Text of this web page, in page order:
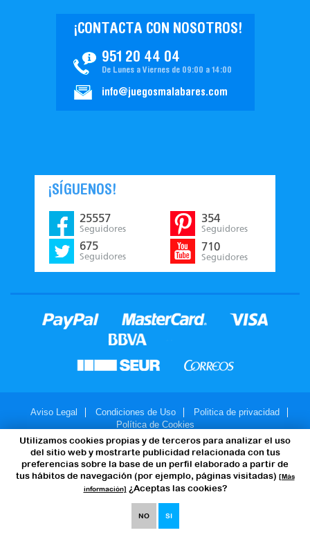
Utilizamos cookies propias y de terceros para analizar el uso
del sitio web y mostrarte publicidad relacionada con tus
preferencias sobre la base de un perfil elaborado a partir de
tus hábitos de navegación (por ejemplo, páginas visitadas) [Más
información] ¿Aceptas las cookies?
NO SI
951 20 44 04
¡CONTACTA CON NOSOTROS!
De Lunes a Viernes de 09:00 a 14:00
info@juegosmalabares.com
¡SÍGUENOS!
25557
Seguidores
675
Seguidores
354
Seguidores
710
Seguidores
Aviso Legal Condiciones de Uso
Politica de privacidad
Política de Cookies
© 2007-2026 - JuegosMalabares.com